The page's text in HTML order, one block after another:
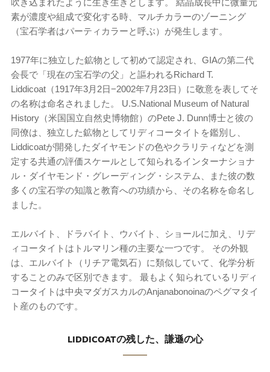
吹き込まれたように生き生きとします。 結晶成長中に微量元
素が濃度や組成で変化する時、マルチカラーのゾーニング
（宝石学者はパーティカラーと呼ぶ）が発生します。
1977年に独立した鉱物として初めて認定され、GIAの第二代
会長で「現在の宝石学の父」と謳われるRichard T.
Liddicoat（1917年3月2日−2002年7月23日）に敬意を表してそ
の名称は命​​名されました。 U.S.National Museum of Natural
History（米国国立自然史博物館）のPete J. Dunn博士と彼の
同僚は、独立した鉱物としてリディコータイトを鑑別し、
Liddicoatが開発したダイヤモンドの色やクラリティなどを測
定する共通の評価スケールとして知られるインターナショナ
ル・ダイヤモンド・グレーディング・システム、また彼の数
多くの宝石学の知識と教育への功績から、その名称を命名し
ました。
エルバイト、ドラバイト、ウバイト、ショールに加え、リデ
ィコータイトはトルマリン種の主要な一つです。 その外観
は、エルバイト（リチア電気石）に類似していて、化学分析
することのみで区別できます。 最もよく知られているリディ
コータイトは中央マダガスカルのAnjanabonoinaのペグマタイ
ト産のものです。
LIDDICOATの残した、謙遜の心